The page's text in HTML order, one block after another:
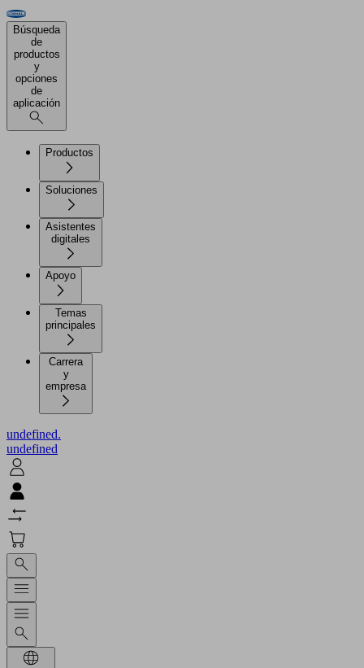
Búsqueda
de
productos
y
opciones
de
aplicación
Productos
Soluciones
Asistentes
Apoyo
Temas
principales
Carrera
y
empresa
undefined.
undefined